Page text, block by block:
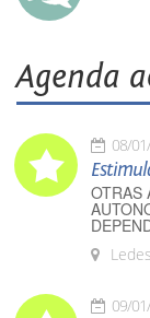
Agenda
08/
OTRAS
09/